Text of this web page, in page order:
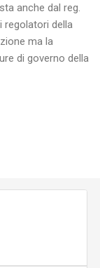
anche dal reg.
regolatori della
ma la
di governo della